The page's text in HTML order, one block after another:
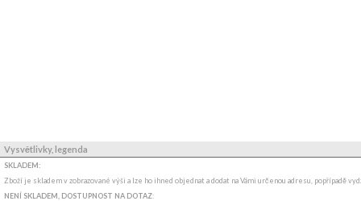
Vysvětlivky, legenda
SKLADEM:
Zboží je skladem v zobrazované výši a lze ho ihned objednat a dodat na Vámi určenou adresu, popřípadě
NENÍ SKLADEM, DOSTUPNOST NA DOTAZ: